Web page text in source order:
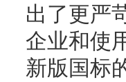
出了更严
企业和使
新版国标